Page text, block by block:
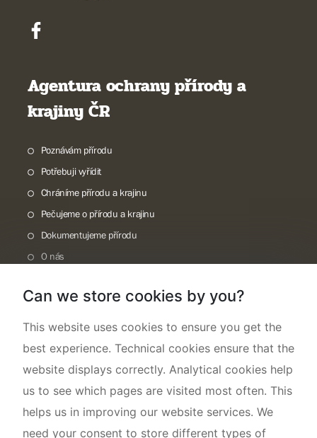
Agentura ochrany přírody a
krajiny ČR
Poznávám přírodu
Potřebuji vyřídit
Chráníme přírodu a krajinu
Pečujeme o přírodu a krajinu
Dokumentujeme přírodu
O nás
Can we store cookies by you?
This website uses cookies to ensure you get the
best experience. Technical cookies ensure that the
website displays correctly. Analytical cookies help
us to see which pages are visited most often. This
helps us in improving our website services. We
need your consent to store different types of